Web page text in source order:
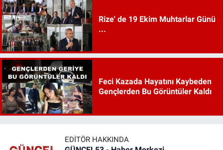
Rize' de 19 Ekim Muhtarlar Günü
...
Feci Kazada Hayatını Kaybeden
Gençlerden Bu Görüntüler Kaldı
EDITÖR HAKKINDA